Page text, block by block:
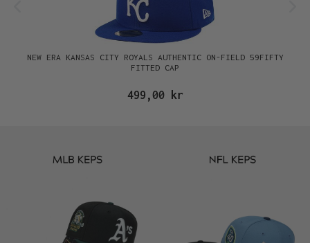
NEW ERA KANSAS CITY ROYALS AUTHENTIC ON-FIELD 59FIFTY
FITTED CAP
499,00 kr